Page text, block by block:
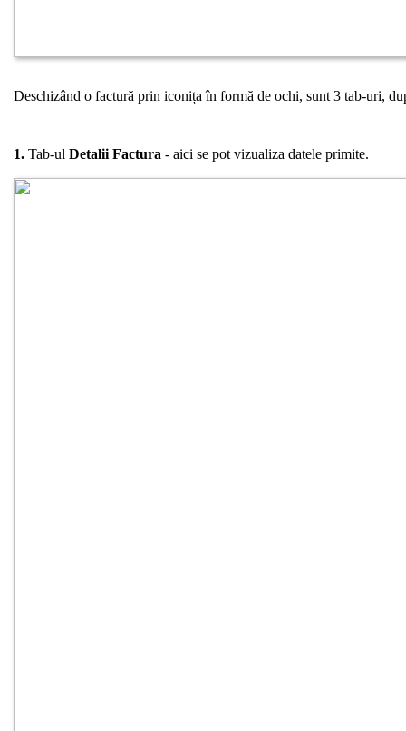
Deschizând o factură prin iconița în formă de ochi, sunt 3 tab-uri,
1. Tab-ul Detalii Factura - aici se pot vizualiza datele primite.